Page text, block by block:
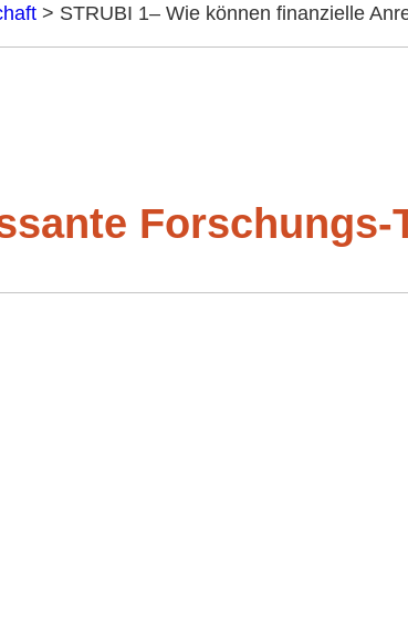
> STRUBI 1– Wie können finanzielle
Forschungs-